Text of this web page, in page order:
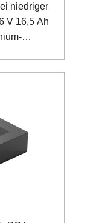
niedriger
V 16,5 Ah